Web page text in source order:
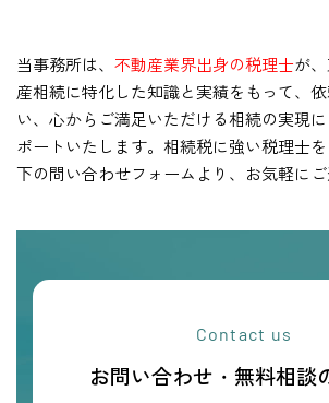
当事務所は、 不動産業界出身の税理士が
産相続に特化した知識と実績をもって、
い、心からご満足いただける相続の実現
ポートいたします。相続税に強い税理士
下の問い合わせフォームより、お気軽にご
Contact us
お問い合わせ・無料相談